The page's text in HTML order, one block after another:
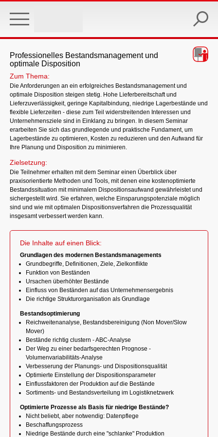
main
Professionelles Bestandsmanagement und
optimale Disposition
Zum Thema:
Die Anforderungen an ein erfolgreiches Bestandsmanagement und
optimale Disposition steigen stetig. Hohe Lieferbereitschaft und
Lieferzuverlässigkeit, geringe Kapitalbindung, niedrige Lagerbestände und
flexible Lieferzeiten - diese zum Teil widerstreitenden Interessen und
Unternehmensziele sind in Einklang zu bringen. In diesem Seminar
erarbeiten Sie sich das grundlegende und praktische Fundament, um
Lagerbestände zu optimieren, Kosten zu reduzieren und den Aufwand für
Ihre Planung und Disposition zu minimieren.
Zielsetzung:
Die Teilnehmer erhalten mit dem Seminar einen Überblick über
praxisorientierte Methoden und Tools, mit denen eine kostenoptimierte
Bestandssituation mit minimalem Dispositionsaufwand gewährleistet und
sichergestellt wird. Sie erfahren, welche Einsparungspotenziale möglich
sind und wie mit optimalen Dispositionsverfahren die Prozessqualität
insgesamt verbessert werden kann.
Die Inhalte auf einen Blick:
Grundlagen des modernen Bestandsmanagements
Grundbegriffe, Definitionen, Ziele, Zielkonflikte
Funktion von Beständen
Ursachen überhöhter Bestände
Einfluss von Beständen auf das Unternehmensergebnis
Die richtige Strukturorganisation als Grundlage
Bestandsoptimierung
Reichweitenanalyse, Bestandsbereinigung (Non Mover/Slow
Mover)
Bestände richtig clustern - ABC-Analyse
Der Weg zu einer bedarfsgerechten Prognose -
Volumenvariabilitäts-Analyse
Verbesserung der Planungs- und Dispositionsqualität
Optimierte Einstellung der Dispositionsparameter
Einflussfaktoren der Produktion auf die Bestände
Sortiments- und Bestandsverteilung im Logistiknetzwerk
Optimierte Prozesse als Basis für niedrige Bestände?
Nicht beliebt, aber notwendig: Datenpflege
Beschaffungsprozess
Niedrige Bestände durch eine "schlanke" Produktion